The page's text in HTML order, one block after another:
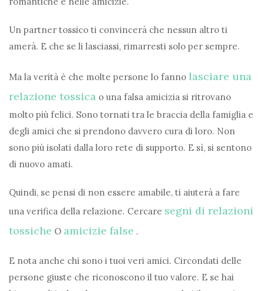
Un partner tossico ti convincerà che nessun altro ti
amerà. E che se li lasciassi, rimarresti solo per sempre.
Ma la verità è che molte persone lo fanno lasciare una
relazione tossica o una falsa amicizia si ritrovano
molto più felici. Sono tornati tra le braccia della famiglia e
degli amici che si prendono davvero cura di loro. Non
sono più isolati dalla loro rete di supporto. E sì, si sentono
di nuovo amati.
Quindi, se pensi di non essere amabile, ti aiuterà a fare
una verifica della relazione. Cercare segni di relazioni
tossiche O amicizie false .
E nota anche chi sono i tuoi veri amici. Circondati delle
persone giuste che riconoscono il tuo valore. E se hai